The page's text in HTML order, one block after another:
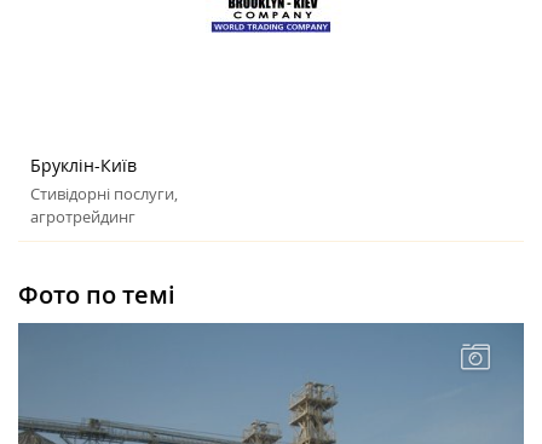
Бруклін-Київ
Стивідорні послуги,
агротрейдинг
Фото по темі